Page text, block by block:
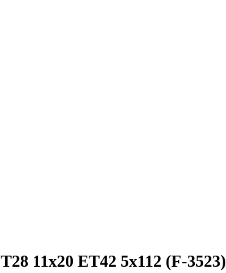
11x20 ET42 5x112 (F-3523)